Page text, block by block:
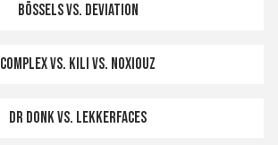
Bössels vs. Deviation
Complex vs. Kili vs. Noxiouz
Dr Donk vs. Lekkerfaces